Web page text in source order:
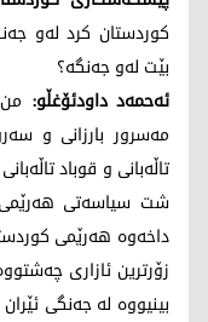
کوردستان کرد لەو
بێت لەو جەنگە؟
ئەحمەد داودئۆغڵو:
مەسرور بارزانی و
تاڵەبانی و قوباد
شت سیاسەتی
داخەوە هەرێمی
زۆرترین ئازاری
بینیووە لە جەنگی